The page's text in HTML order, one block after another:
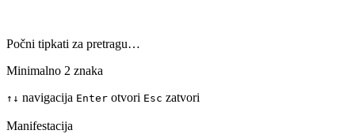
Počni tipkati za pretragu…
Minimalno 2 znaka
↑ ↓ navigacija Enter otvori Esc zatvori
Manifestacija